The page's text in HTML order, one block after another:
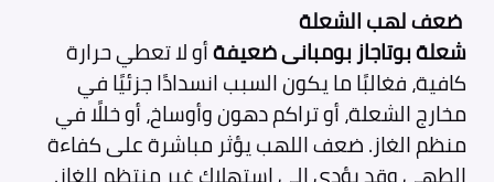
ضعف لهب الشعلة
شعلة بوتاجاز بومبانى ضعيفةأو لا تعطي حرارة
كافية، فغالبًا ما يكون السبب انسدادًا جزئيًا في
مخارج الشعلة، أو تراكم دهون وأوساخ، أو خللًا في
منظم الغاز. ضعف اللهب يؤثر مباشرة على كفاءة